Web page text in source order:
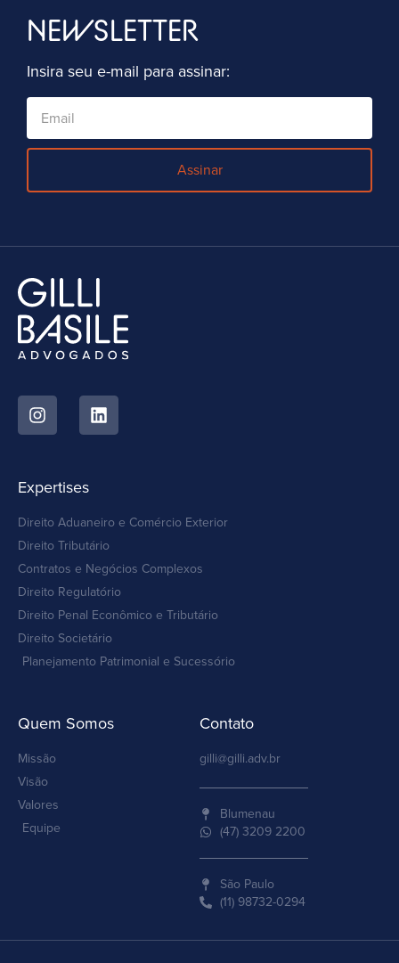
NEWSLETTER
Insira seu e-mail para assinar:
Assinar
Expertises
Direito Aduaneiro e Comércio Exterior
Direito Tributário
Contratos e Negócios Complexos
Direito Regulatório
Direito Penal Econômico e Tributário
Direito Societário
Planejamento Patrimonial e Sucessório
Quem Somos
Missão
Visão
Valores
Equipe
Contato
gilli@gilli.adv.br
Blumenau
(47) 3209 2200
São Paulo
(11) 98732-0294